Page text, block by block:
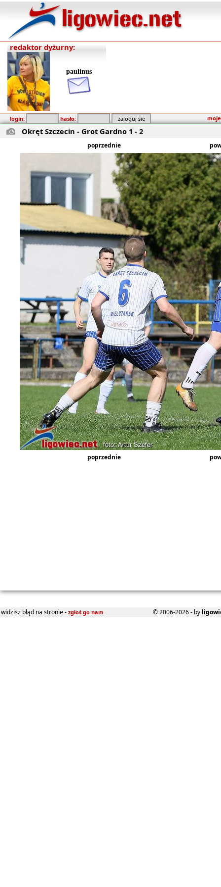
redaktor dyżurny:
paulinus
login: hasło:
Okręt Szczecin - Grot Gardno 1 - 2
poprzednie
poprzednie
widzisz błąd na stronie - zgłoś go nam © 2006-2026 - by